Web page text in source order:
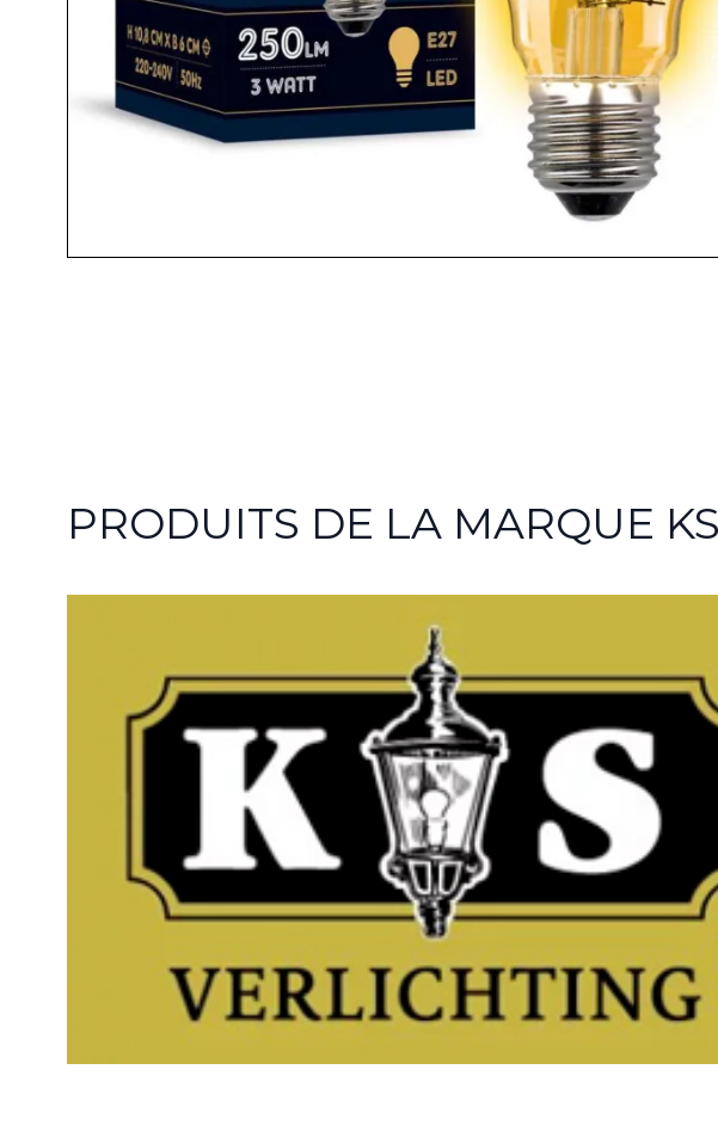
PRODUITS DE LA MARQUE